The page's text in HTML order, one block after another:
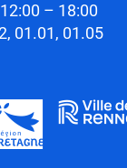
– 18:00
01.01, 01.05